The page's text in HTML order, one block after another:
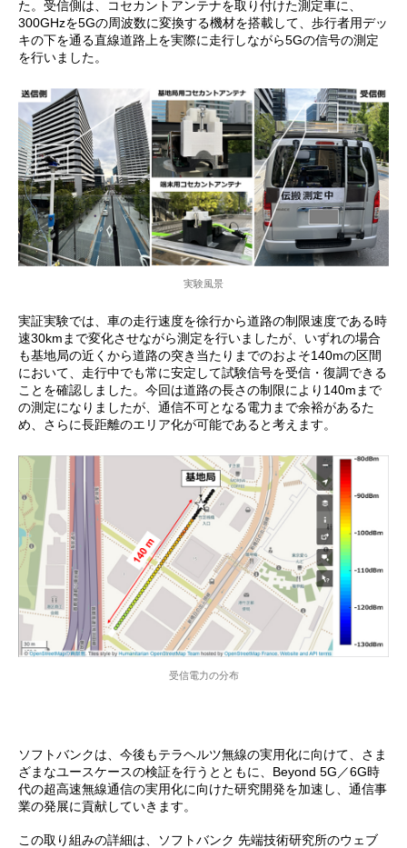
た。受信側は、コセカントアンテナを取り付けた測定車に、
300GHzを5Gの周波数に変換する機材を搭載して、歩行者用デッ
キの下を通る直線道路上を実際に走行しながら5Gの信号の測定
を行いました。
実験風景
実証実験では、車の走行速度を徐行から道路の制限速度である時
速30kmまで変化させながら測定を行いましたが、いずれの場合
も基地局の近くから道路の突き当たりまでのおよそ140mの区間
において、走行中でも常に安定して試験信号を受信・復調できる
ことを確認しました。今回は道路の長さの制限により140mまで
の測定になりましたが、通信不可となる電力まで余裕があるた
め、さらに長距離のエリア化が可能であると考えます。
受信電力の分布
ソフトバンクは、今後もテラヘルツ無線の実用化に向けて、さま
ざまなユースケースの検証を行うとともに、Beyond 5G／6G時
代の超高速無線通信の実用化に向けた研究開発を加速し、通信事
業の発展に貢献していきます。
この取り組みの詳細は、ソフトバンク 先端技術研究所のウェブ